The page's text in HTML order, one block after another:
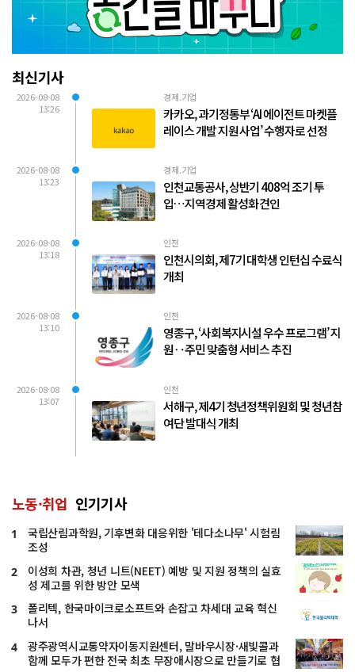
최신기사
2026-08-08
13:26
경제.기업
카카오, 과기정통부 ‘AI 에이전트 마켓플
레이스 개발 지원 사업’ 수행자로 선정
2026-08-08
13:23
경제.기업
인천교통공사, 상반기 408억 조기 투
입…지역경제 활성화 견인
2026-08-08
13:18
인천
인천시의회, 제7기 대학생 인턴십 수료식
개최
2026-08-08
13:10
인천
영종구, ‘사회복지시설 우수 프로그램’ 지
원‥주민 맞춤형 서비스 추진
2026-08-08
13:07
인천
서해구, 제4기 청년정책위원회 및 청년참
여단 발대식 개최
노동·취업 인기기사
1
국립산림과학원, 기후변화 대응위한 '테다소나무' 시험림
조성
2
이성희 차관, 청년 니트(NEET) 예방 및 지원 정책의 실효
성 제고를 위한 방안 모색
3
폴리텍, 한국마이크로소프트와 손잡고 차세대 교육 혁신
나서
4
광주광역시교통약자이동지원센터, 말바우시장·새빛콜과
함께 모두가 편한 전국 최초 무장애시장으로 만들기로 협